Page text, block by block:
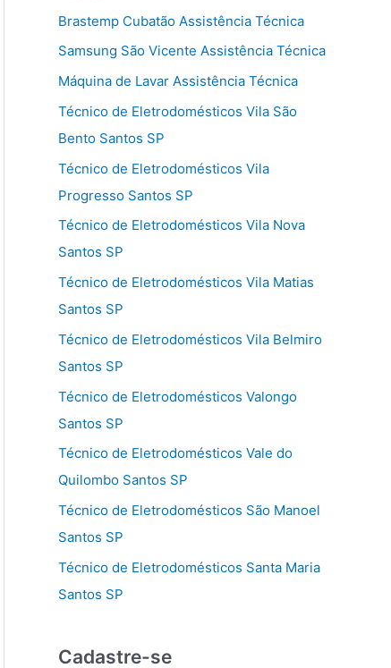
Brastemp Cubatão Assistência Técnica
Samsung São Vicente Assistência Técnica
Máquina de Lavar Assistência Técnica
Técnico de Eletrodomésticos Vila São
Bento Santos SP
Técnico de Eletrodomésticos Vila
Progresso Santos SP
Técnico de Eletrodomésticos Vila Nova
Santos SP
Técnico de Eletrodomésticos Vila Matias
Santos SP
Técnico de Eletrodomésticos Vila Belmiro
Santos SP
Técnico de Eletrodomésticos Valongo
Santos SP
Técnico de Eletrodomésticos Vale do
Quilombo Santos SP
Técnico de Eletrodomésticos São Manoel
Santos SP
Técnico de Eletrodomésticos Santa Maria
Santos SP
Cadastre-se